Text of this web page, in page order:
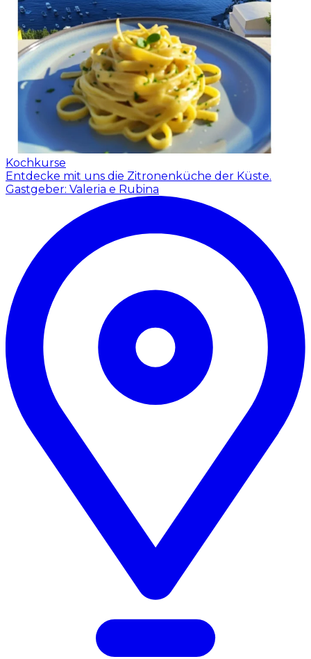
Kochkurse
Entdecke mit uns die Zitronenküche der Küste.
Gastgeber: Valeria e Rubina